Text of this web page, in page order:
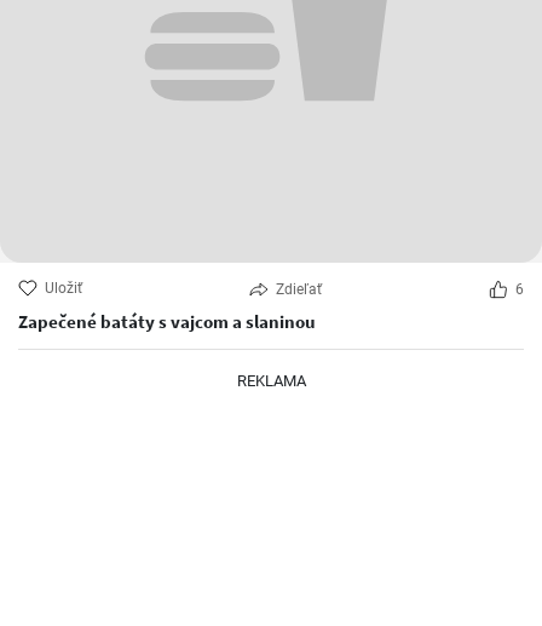
Uložiť Zdieľať 6
Zapečené batáty s vajcom a slaninou
REKLAMA